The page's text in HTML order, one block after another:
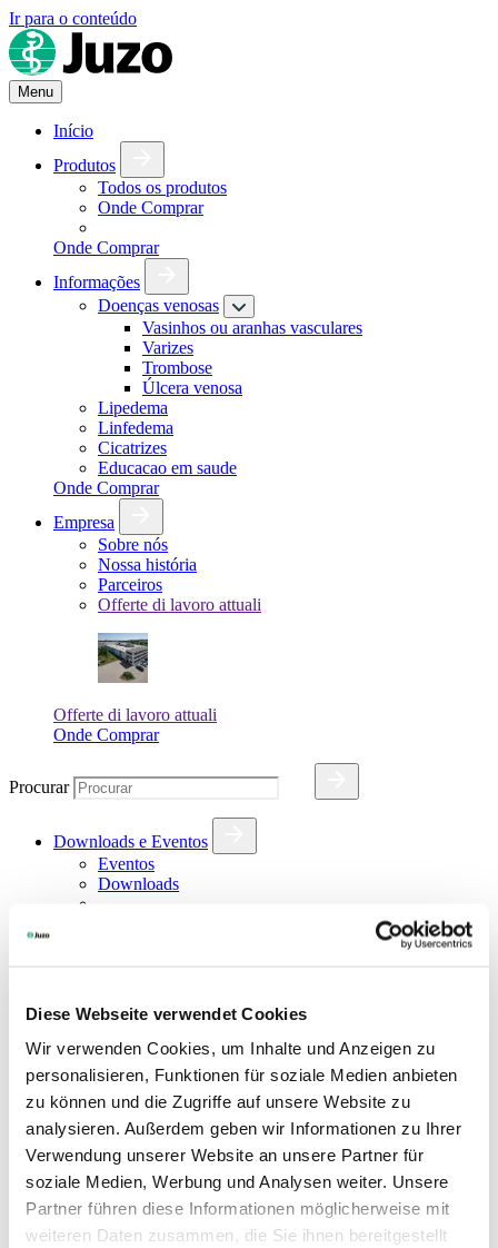
Diese Webseite verwendet Cookies
Wir verwenden Cookies, um Inhalte und Anzeigen zu
personalisieren, Funktionen für soziale Medien anbieten
zu können und die Zugriffe auf unsere Website zu
analysieren. Außerdem geben wir Informationen zu Ihrer
Verwendung unserer Website an unsere Partner für
soziale Medien, Werbung und Analysen weiter. Unsere
Partner führen diese Informationen möglicherweise mit
weiteren Daten zusammen, die Sie ihnen bereitgestellt
Ir para o conteúdo
Menu
Início
Produtos
Todos os produtos
Onde Comprar
Onde Comprar
Informações
Doenças venosas
Vasinhos ou aranhas vasculares
Varizes
Trombose
Úlcera venosa
Lipedema
Linfedema
Cicatrizes
Educacao em saude
Onde Comprar
Empresa
Sobre nós
Nossa história
Parceiros
Offerte di lavoro attuali
Offerte di lavoro attuali
Onde Comprar
Procurar
Downloads e Eventos
Eventos
Downloads
Idioma
Deutsch
Dansk
English (UK)
Español
Français
Français (Belgique)
Italiano
Nederlands